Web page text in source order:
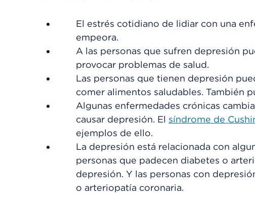
El estrés cotidiano de lidiar con una
empeora.
A las personas que sufren depresión
provocar problemas de salud.
Las personas que tienen depresión
comer alimentos saludables. También
Algunas enfermedades crónicas
causar depresión. El síndrome de
ejemplos de ello.
La depresión está relacionada con
personas que padecen diabetes o
depresión. Y las personas con
o arteriopatía coronaria.